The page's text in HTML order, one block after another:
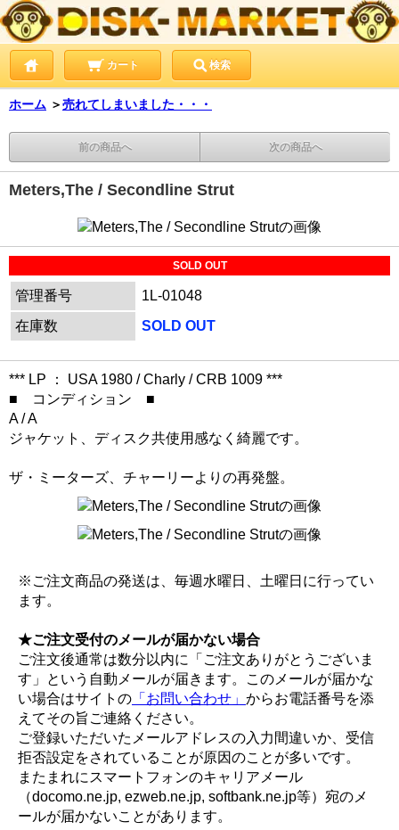
カート 検索
ホーム ＞売れてしまいました・・・
前の商品へ 次の商品へ
Meters,The / Secondline Strut
SOLD OUT
管理番号
1L-01048
在庫数
SOLD OUT
*** LP ： USA 1980 / Charly / CRB 1009 ***
■ コンディション ■
A / A
ジャケット、ディスク共使用感なく綺麗です。
ザ・ミーターズ、チャーリーよりの再発盤。
※ご注文商品の発送は、毎週水曜日、土曜日に行ってい
ます。
★ご注文受付のメールが届かない場合
ご注文後通常は数分以内に「ご注文ありがとうございま
す」という自動メールが届きます。このメールが届かな
い場合はサイトの 「お問い合わせ」 からお電話番号を添
えてその旨ご連絡ください。
ご登録いただいたメールアドレスの入力間違いか、受信
拒否設定をされていることが原因のことが多いです。
またまれにスマートフォンのキャリアメール
（docomo.ne.jp, ezweb.ne.jp, softbank.ne.jp等）宛のメ
ールが届かないことがあります。